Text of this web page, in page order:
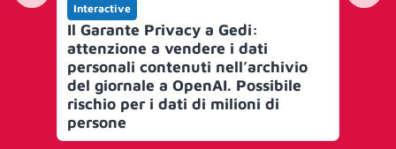
Interactive
Il Garante Privacy a Gedi:
attenzione a vendere i dati
personali contenuti nell’archivio
del giornale a OpenAI. Possibile
rischio per i dati di milioni di
persone